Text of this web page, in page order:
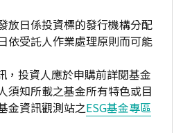
放日係投資標的發行機構分配
依受託人作業處理原則而可能
，投資人應於申購前詳閱基金
須知所載之基金所有特色或目
金資訊觀測站之ESG基金專區